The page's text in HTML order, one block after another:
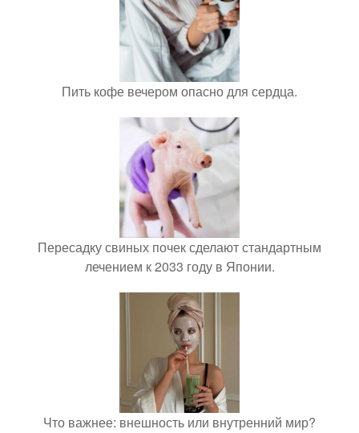
Пить кофе вечером опасно для сердца.
Пересадку свиных почек сделают стандартным
лечением к 2033 году в Японии.
Что важнее: внешность или внутренний мир?